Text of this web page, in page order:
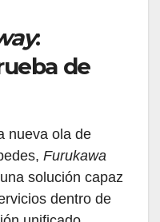
:
de
nueva ola de
Furukawa
solución capaz
dentro de